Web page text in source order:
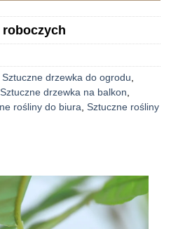
roboczych
Sztuczne drzewka do ogrodu,
Sztuczne drzewka na balkon,
rośliny do biura, Sztuczne rośliny